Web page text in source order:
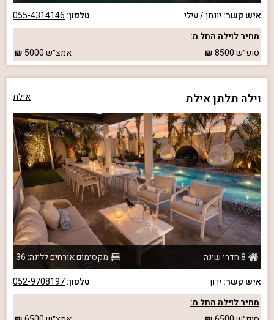
איש קשר: יונתן / עילי טלפון: 055-4314146
מחיר לוילה החל מ:
סופ״ש8500 אמצ״ש5000
וילה תלתן אילת אילת
8 חדרי שינה
מקסימום אורחים ללינה: 36
איש קשר: ירון טלפון:052-9708197
מחיר לוילה החל מ: